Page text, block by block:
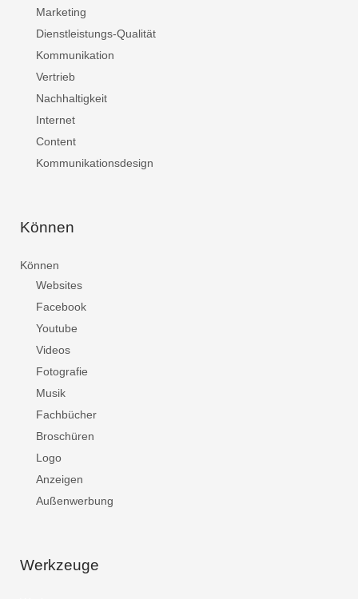
Marketing
Dienstleistungs-Qualität
Kommunikation
Vertrieb
Nachhaltigkeit
Internet
Content
Kommunikationsdesign
Können
Können
Websites
Facebook
Youtube
Videos
Fotografie
Musik
Fachbücher
Broschüren
Logo
Anzeigen
Außenwerbung
Werkzeuge